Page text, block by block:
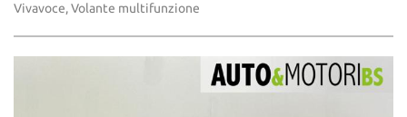
Vivavoce, Volante multifunzione